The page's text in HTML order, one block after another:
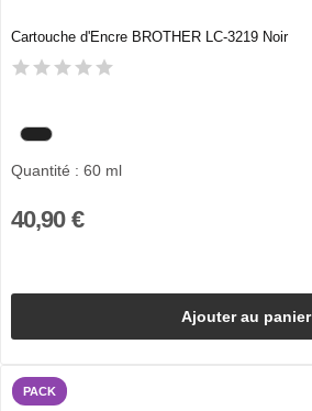
Cartouche d'Encre BROTHER LC-3219 Noir
Quantité : 60 ml
40,90 €
Ajouter au panier
PACK